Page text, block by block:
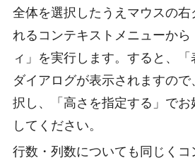
全体を選択したうえマウスの右
れるコンテキストメニューから
ィ」を実行します。すると、「
ダイアログが表示されますの
択し、「高さを指定する」でお
してください。
行数・列数についても同じくコ